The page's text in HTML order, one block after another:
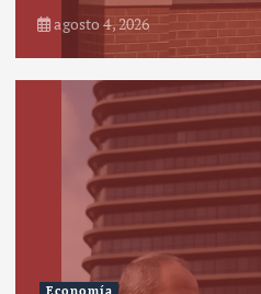
agosto 4, 2026
Economía